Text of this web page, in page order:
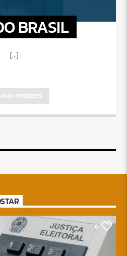
BRASIL
[...]
EPISODES
0